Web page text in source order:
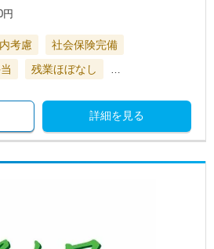
円
考慮
社会保険完備
残業ほぼなし …
詳細を見る